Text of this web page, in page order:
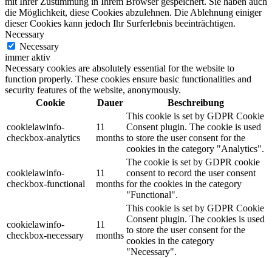
die Möglichkeit, diese Cookies abzulehnen. Die Ablehnung einiger
dieser Cookies kann jedoch Ihr Surferlebnis beeinträchtigen.
Necessary
Necessary
immer aktiv
Necessary cookies are absolutely essential for the website to
function properly. These cookies ensure basic functionalities and
security features of the website, anonymously.
Cookie
Dauer Beschreibung
cookielawinfo-
checkbox-analytics
11
months
This cookie is set by GDPR Cookie
Consent plugin. The cookie is used
to store the user consent for the
cookies in the category "Analytics".
cookielawinfo-
checkbox-functional
11
months
The cookie is set by GDPR cookie
consent to record the user consent
for the cookies in the category
"Functional".
cookielawinfo-
checkbox-necessary
11
months
This cookie is set by GDPR Cookie
Consent plugin. The cookies is used
to store the user consent for the
cookies in the category
"Necessary".